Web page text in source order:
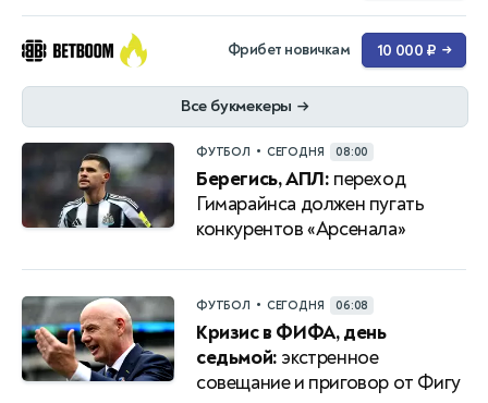
Фрибет новичкам 10 000 ₽ →
Все букмекеры →
ФУТБОЛ • СЕГОДНЯ 08:00
Берегись, АПЛ: переход
Гимарайнса должен пугать
конкурентов «Арсенала»
ФУТБОЛ • СЕГОДНЯ 06:08
Кризис в ФИФА, день
седьмой: экстренное
совещание и приговор от Фигу